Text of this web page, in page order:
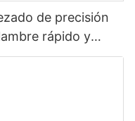
de precisión
rápido y